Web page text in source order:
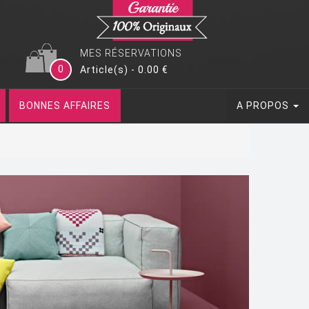
MES RÉSERVATIONS
0
Article(s) - 0.00 €
BONNES AFFAIRES A PROPOS